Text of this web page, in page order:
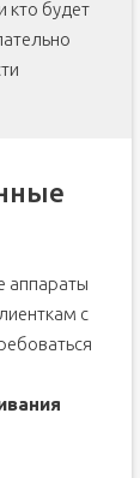
кто будет
аппараты
с